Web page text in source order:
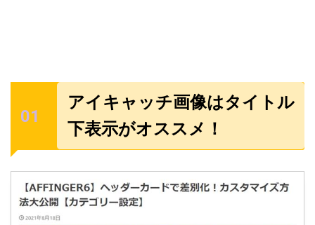
アイキャッチ画像はタイトル
下表示がオススメ！